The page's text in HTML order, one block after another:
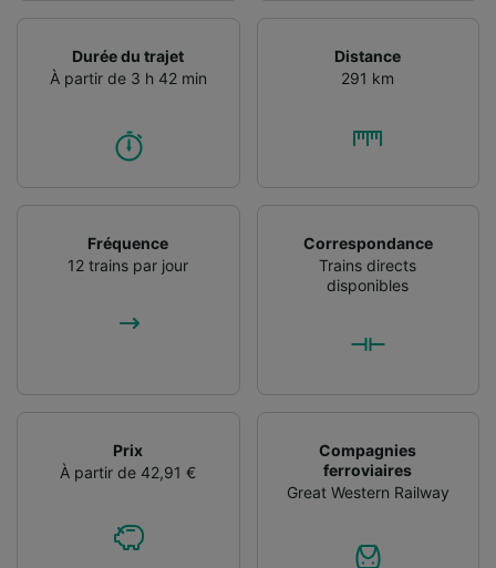
Durée du trajet
À partir de 3 h 42 min
Distance
291 km
Fréquence
12 trains par jour
Correspondance
Trains directs
disponibles
Prix
À partir de 42,91 €
Compagnies
ferroviaires
Great Western Railway
caractéristiques de l’appareil pour
informations sur un appareil. Publicités et
contenu personnalisés, mesure de
études d’audience et développement de
services.
Liste de nos partenaires (fournisseurs)